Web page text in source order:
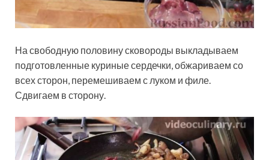
На свободную половину сковороды выкладываем
подготовленные куриные сердечки, обжариваем со
всех сторон, перемешиваем с луком и филе.
Сдвигаем в сторону.